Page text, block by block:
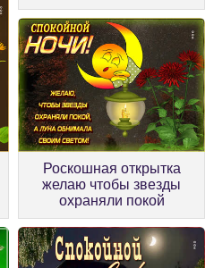
Роскошная открытка
желаю чтобы звезды
охраняли покой